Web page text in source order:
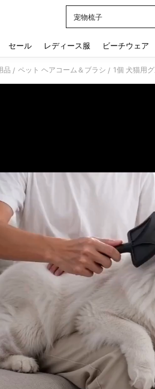
宠物梳子
セール レディース服 ビーチウェア
品 / ペット ヘアコーム＆ブラシ / 1個 犬猫用